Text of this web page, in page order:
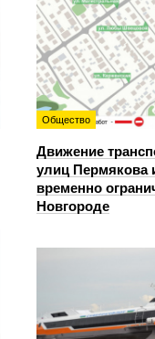
Общество
Движение
улиц Пермякова
временно
Новгороде